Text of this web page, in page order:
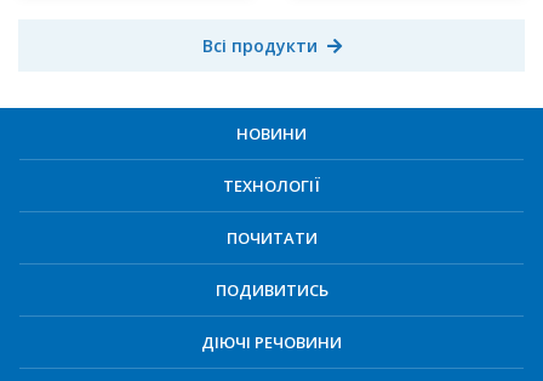
Всі продукти
НОВИНИ
ТЕХНОЛОГІЇ
ПОЧИТАТИ
ПОДИВИТИСЬ
ДІЮЧІ РЕЧОВИНИ